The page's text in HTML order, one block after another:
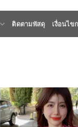
ติดตามพัสดุ เงื่อนไ
ADD TO